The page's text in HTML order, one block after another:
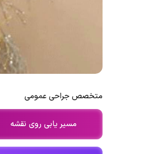
متخصص جراحی عمومی
مسیر یابی روی نقشه